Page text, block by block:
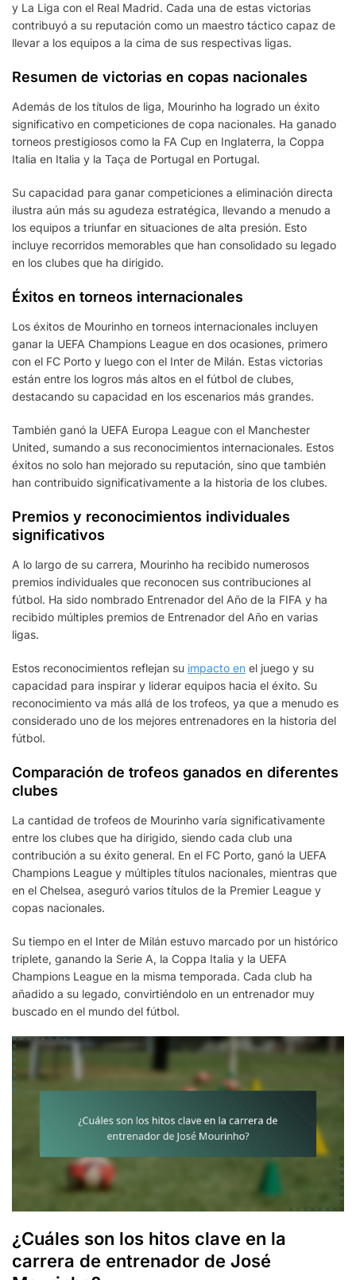
y La Liga con el Real Madrid. Cada una de estas victorias
contribuyó a su reputación como un maestro táctico capaz de
llevar a los equipos a la cima de sus respectivas ligas.
Resumen de victorias en copas nacionales
Además de los títulos de liga, Mourinho ha logrado un éxito
significativo en competiciones de copa nacionales. Ha ganado
torneos prestigiosos como la FA Cup en Inglaterra, la Coppa
Italia en Italia y la Taça de Portugal en Portugal.
Su capacidad para ganar competiciones a eliminación directa
ilustra aún más su agudeza estratégica, llevando a menudo a
los equipos a triunfar en situaciones de alta presión. Esto
incluye recorridos memorables que han consolidado su legado
en los clubes que ha dirigido.
Éxitos en torneos internacionales
Los éxitos de Mourinho en torneos internacionales incluyen
ganar la UEFA Champions League en dos ocasiones, primero
con el FC Porto y luego con el Inter de Milán. Estas victorias
están entre los logros más altos en el fútbol de clubes,
destacando su capacidad en los escenarios más grandes.
También ganó la UEFA Europa League con el Manchester
United, sumando a sus reconocimientos internacionales. Estos
éxitos no solo han mejorado su reputación, sino que también
han contribuido significativamente a la historia de los clubes.
Premios y reconocimientos individuales
significativos
A lo largo de su carrera, Mourinho ha recibido numerosos
premios individuales que reconocen sus contribuciones al
fútbol. Ha sido nombrado Entrenador del Año de la FIFA y ha
recibido múltiples premios de Entrenador del Año en varias
ligas.
Estos reconocimientos reflejan su impacto en el juego y su
capacidad para inspirar y liderar equipos hacia el éxito. Su
reconocimiento va más allá de los trofeos, ya que a menudo es
considerado uno de los mejores entrenadores en la historia del
fútbol.
Comparación de trofeos ganados en diferentes
clubes
La cantidad de trofeos de Mourinho varía significativamente
entre los clubes que ha dirigido, siendo cada club una
contribución a su éxito general. En el FC Porto, ganó la UEFA
Champions League y múltiples títulos nacionales, mientras que
en el Chelsea, aseguró varios títulos de la Premier League y
copas nacionales.
Su tiempo en el Inter de Milán estuvo marcado por un histórico
triplete, ganando la Serie A, la Coppa Italia y la UEFA
Champions League en la misma temporada. Cada club ha
añadido a su legado, convirtiéndolo en un entrenador muy
buscado en el mundo del fútbol.
¿Cuáles son los hitos clave en la
carrera de entrenador de José